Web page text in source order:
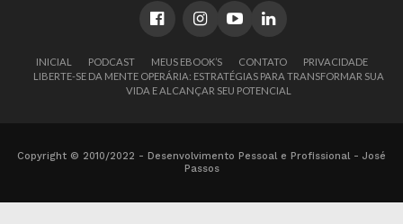
INICIAL PODCAST MEUS EBOOK’S CONTATO
PRIVACIDADE
LIBERTE-SE DA MENTE OPERÁRIA: ESTRATÉGIAS PARA TRANSFORMAR SUA
VIDA E ALCANÇAR SEU POTENCIAL
Copyright © 2010/2022 - Desenvolvimento Pessoal e Profissional - José
Passos